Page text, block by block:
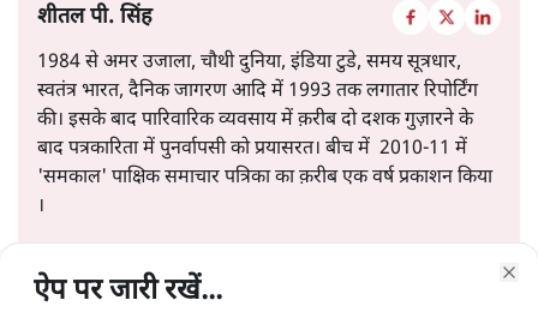
शीतल पी. सिंह
1984 से अमर उजाला, चौथी दुनिया, इंडिया टुडे, समय सूत्रधार,
स्वतंत्र भारत, दैनिक जागरण आदि में 1993 तक लगातार रिपोर्टिंग
की। इसके बाद पारिवारिक व्यवसाय में क़रीब दो दशक गुज़ारने के
बाद पत्रकारिता में पुनर्वापसी को प्रयासरत। बीच में 2010-11 में
'समकाल' पाक्षिक समाचार पत्रिका का क़रीब एक वर्ष प्रकाशन किया
।
की और स्टोरी पढ़ें
ऐप पर जारी रखें...
ऐप पर जारी रखें...
ऐप पर जारी रखें...
ऐप पर जारी रखें...
ऐप पर जारी रखें...
ऐप पर जारी रखें...